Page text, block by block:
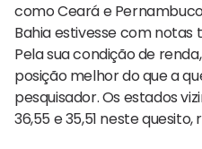
como Ceará e
Bahia estivesse com
Pela sua condição de
posição melhor do que a
pesquisador. Os estados
36,55 e 35,51 neste